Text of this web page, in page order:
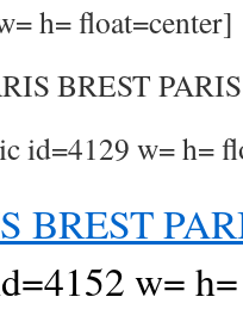
h= float=center]
BREST
id=4129 w= h=
BREST
w=